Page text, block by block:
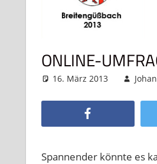
ONLINE-
16. März 2013
Spannender könnte es